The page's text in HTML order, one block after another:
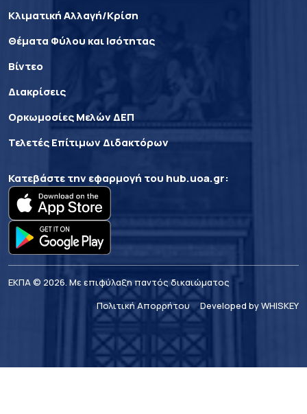
Κλιματική Αλλαγή/Κρίση
Θέματα Φύλου και Ισότητας
Βίντεο
Διακρίσεις
Ορκωμοσίες Μελών ΔΕΠ
Τελετές Επίτιμων Διδακτόρων
Κατεβάστε την εφαρμογή του hub.uoa.gr:
ΕΚΠΑ © 2026. Με επιφύλαξη παντός δικαιώματος
Πολιτική Απορρήτου
Developed by WHISKEY